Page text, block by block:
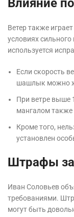
Влияние
Ветер также
условиях сильного
используется
Если скорость
шашлык можно
При ветре выше
мангалом также
Кроме того,
установлен
Штрафы
Иван Соловьев
требованиями.
могут быть